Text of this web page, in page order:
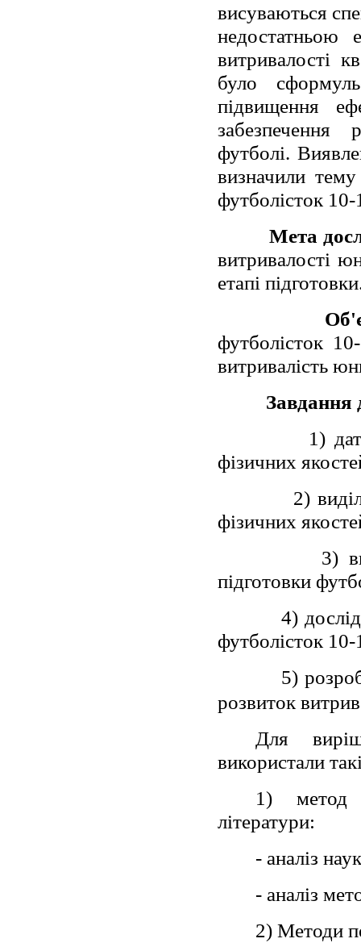
висуваються
недостатньою
витривалості
було
підвищення
забезпечення
футболі.
визначили
футболісток 10-
Мета
витривалості
етапі
футболісток
витривалість
Завдання
1)
фізичних
2)
фізичних
3)
підготовки
4)
футболісток 10-
5)
розвиток
Для
використали
1) метод
літератури:
- аналіз
- аналіз
2) Методи